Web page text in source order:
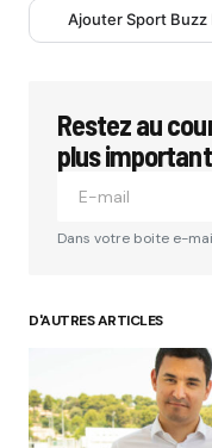
Ajouter Sport Buzz
Restez au
plus
Dans votre boite e-
D'AUTRES ARTICLES